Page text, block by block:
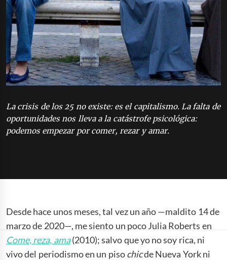
La crisis de los 25 no existe: es el capitalismo. La falta de
oportunidades nos lleva a la catástrofe psicológica:
podemos empezar por comer, rezar y amar.
Desde hace unos meses, tal vez un año —maldito 14 de
marzo de 2020—, me siento un poco Julia Roberts en
Come, reza, ama(2010); salvo que yo no soy rica, ni
vivo del periodismo en un pisochicde Nueva York ni